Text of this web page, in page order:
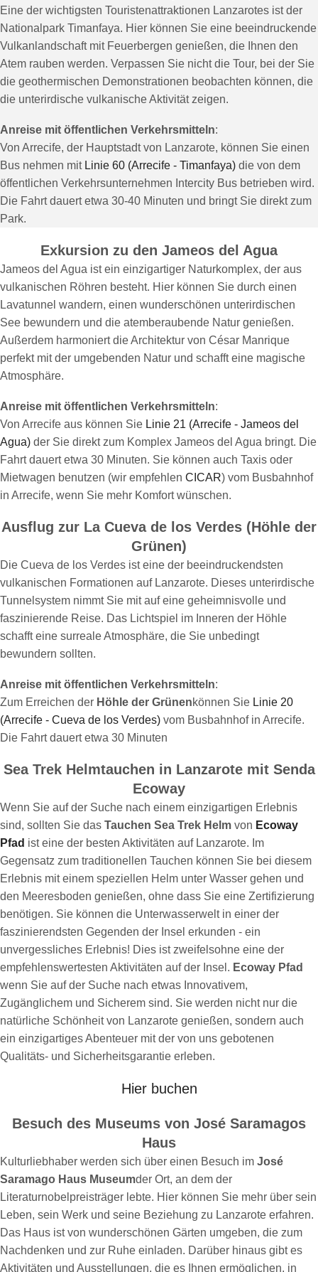
Eine der wichtigsten Touristenattraktionen Lanzarotes ist der
Nationalpark Timanfaya. Hier können Sie eine beeindruckende
Vulkanlandschaft mit Feuerbergen genießen, die Ihnen den
Atem rauben werden. Verpassen Sie nicht die Tour, bei der Sie
die geothermischen Demonstrationen beobachten können, die
die unterirdische vulkanische Aktivität zeigen.
Anreise mit öffentlichen Verkehrsmitteln:
Von Arrecife, der Hauptstadt von Lanzarote, können Sie einen
Bus nehmen mit Linie 60 (Arrecife - Timanfaya) die von dem
öffentlichen Verkehrsunternehmen Intercity Bus betrieben wird.
Die Fahrt dauert etwa 30-40 Minuten und bringt Sie direkt zum
Park.
Exkursion zu den Jameos del Agua
Jameos del Agua ist ein einzigartiger Naturkomplex, der aus
vulkanischen Röhren besteht. Hier können Sie durch einen
Lavatunnel wandern, einen wunderschönen unterirdischen
See bewundern und die atemberaubende Natur genießen.
Außerdem harmoniert die Architektur von César Manrique
perfekt mit der umgebenden Natur und schafft eine magische
Atmosphäre.
Anreise mit öffentlichen Verkehrsmitteln:
Von Arrecife aus können Sie Linie 21 (Arrecife - Jameos del
Agua) der Sie direkt zum Komplex Jameos del Agua bringt. Die
Fahrt dauert etwa 30 Minuten. Sie können auch Taxis oder
Mietwagen benutzen (wir empfehlen CICAR) vom Busbahnhof
in Arrecife, wenn Sie mehr Komfort wünschen.
Ausflug zur La Cueva de los Verdes (Höhle der
Grünen)
Die Cueva de los Verdes ist eine der beeindruckendsten
vulkanischen Formationen auf Lanzarote. Dieses unterirdische
Tunnelsystem nimmt Sie mit auf eine geheimnisvolle und
faszinierende Reise. Das Lichtspiel im Inneren der Höhle
schafft eine surreale Atmosphäre, die Sie unbedingt
bewundern sollten.
Anreise mit öffentlichen Verkehrsmitteln:
Zum Erreichen der Höhle der Grünenkönnen Sie Linie 20
(Arrecife - Cueva de los Verdes) vom Busbahnhof in Arrecife.
Die Fahrt dauert etwa 30 Minuten
Sea Trek Helmtauchen in Lanzarote mit Senda
Ecoway
Wenn Sie auf der Suche nach einem einzigartigen Erlebnis
sind, sollten Sie das Tauchen Sea Trek Helm von Ecoway
Pfad ist eine der besten Aktivitäten auf Lanzarote. Im
Gegensatz zum traditionellen Tauchen können Sie bei diesem
Erlebnis mit einem speziellen Helm unter Wasser gehen und
den Meeresboden genießen, ohne dass Sie eine Zertifizierung
benötigen. Sie können die Unterwasserwelt in einer der
faszinierendsten Gegenden der Insel erkunden - ein
unvergessliches Erlebnis! Dies ist zweifelsohne eine der
empfehlenswertesten Aktivitäten auf der Insel. Ecoway Pfad
wenn Sie auf der Suche nach etwas Innovativem,
Zugänglichem und Sicherem sind. Sie werden nicht nur die
natürliche Schönheit von Lanzarote genießen, sondern auch
ein einzigartiges Abenteuer mit der von uns gebotenen
Qualitäts- und Sicherheitsgarantie erleben.
Hier buchen
Besuch des Museums von José Saramagos
Haus
Kulturliebhaber werden sich über einen Besuch im José
Saramago Haus Museumder Ort, an dem der
Literaturnobelpreisträger lebte. Hier können Sie mehr über sein
Leben, sein Werk und seine Beziehung zu Lanzarote erfahren.
Das Haus ist von wunderschönen Gärten umgeben, die zum
Nachdenken und zur Ruhe einladen. Darüber hinaus gibt es
Aktivitäten und Ausstellungen, die es Ihnen ermöglichen, in